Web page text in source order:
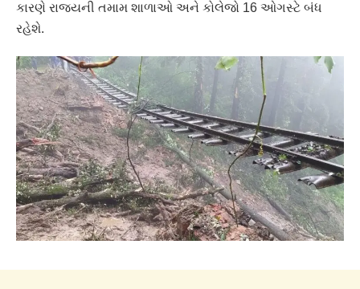
કારણે રાજ્યની તમામ શાળાઓ અને કોલેજો 16 ઓગસ્ટે બંધ
રહેશે.